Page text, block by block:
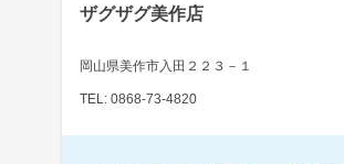
ザグザグ美作店
岡山県美作市入田２２３－１
TEL: 0868-73-4820